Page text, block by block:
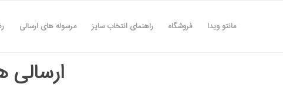
مانتو ویدا فروشگاه راهنمای انتخاب سایز مرسوله های ارسالی
ارسالی های ۶